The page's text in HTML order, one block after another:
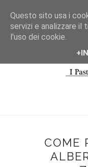
COME
Questo sito usa i
servizi e analizzare il
l'uso dei cookie.